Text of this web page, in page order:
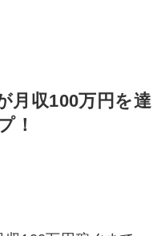
月収100万円を達
！